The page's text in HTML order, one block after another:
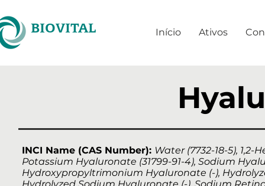
BIOVITAL Início Ativos
INCI Name (CAS Number): Water (7732-18-5),
Potassium Hyaluronate (31799-91-4), Sodium
Hydroxypropyltrimonium Hyaluronate (-),